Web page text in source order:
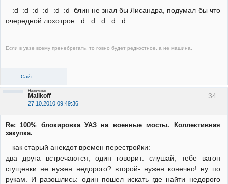
:d :d :d :d :d :d блин не знал бы Лисандра, подумал бы что
очередной лохотрон :d :d :d :d :d
Если в уазе всему пренебрегать, то говно будет редкостное, а не машина.
Сайт
34
Malikoff
27.10.2010 09:49:36
Неактивен
Re: 100% блокировка УАЗ на военные мосты. Коллективная
закупка.
как старый анекдот времен перестройки:
два друга встречаются, один говорит: слушай, тебе вагон
сгущенки не нужен недорого? второй- нужен конечно! ну по
рукам. И разошлись: один пошел искать где найти недорого